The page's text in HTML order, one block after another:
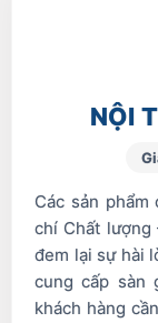
NỘI
Các sản
chí Chất lượng
đem lại sự hài
cung cấp sàn
khách hàng